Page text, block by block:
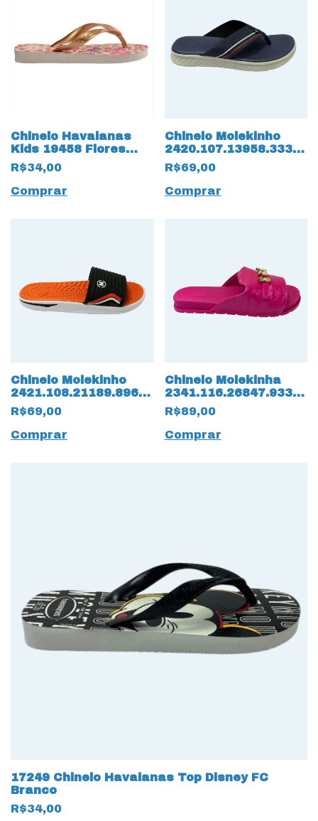
Chinelo Havaianas
Kids 19458 Flores
Bege
R$34,00
Comprar
Chinelo Molekinho
2420.107.13958.33300
Napa Floter 15836
Marinho
R$69,00
Comprar
Chinelo Molekinho
2421.108.21189.89661
Slide 15837
Preto/Laranja
R$69,00
Comprar
Chinelo Molekinha
2341.116.26847.93371
Napa Oceâno Verniz
15834 Pink
R$89,00
Comprar
17249 Chinelo Havaianas Top Disney FC
Branco
R$34,00